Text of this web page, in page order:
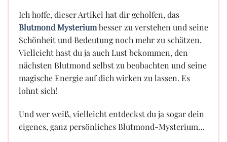
Ich hoffe, dieser Artikel hat dir geholfen, das
Blutmond Mysteriumbesser zu verstehen und seine
Schönheit und Bedeutung noch mehr zu schätzen.
Vielleicht hast du ja auch Lust bekommen, den
nächsten Blutmond selbst zu beobachten und seine
magische Energie auf dich wirken zu lassen. Es
lohnt sich!
Und wer weiß, vielleicht entdeckst du ja sogar dein
eigenes, ganz persönliches Blutmond-Mysterium…